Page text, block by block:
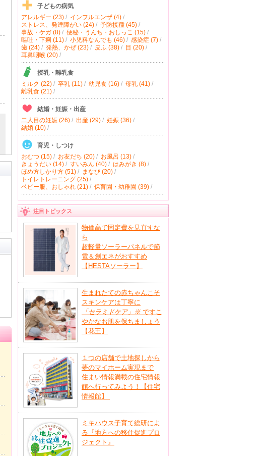
子どもの病気
アレルギー (23)/ インフルエンザ (4)/
ストレス、発達障がい (24)/ 予防接種 (45)/
事故・ケガ (8)/ 便秘・うんち・おしっこ (15)/
嘔吐・下痢 (11)/ 小児科なんでも (46)/ 感染症 (7)/
歯 (24)/ 発熱、かぜ (23)/ 皮ふ (38)/ 目 (20)/
耳鼻咽喉 (20)/
授乳・離乳食
ミルク (22)/ 卒乳 (11)/ 幼児食 (16)/ 母乳 (41)/
離乳食 (21)/
結婚・妊娠・出産
二人目の妊娠 (26)/ 出産 (29)/ 妊娠 (36)/
結婚 (10)/
育児・しつけ
おむつ (15)/ お友だち (20)/ お風呂 (13)/
きょうだい (14)/ すいみん (40)/ はみがき (8)/
ほめ方しかり方 (51)/ まなび (20)/
トイレトレーニング (25)/
ベビー服、おしゃれ (21)/ 保育園・幼稚園 (39)/
注目トピックス
物価高で固定費を見直すな
ら
超軽量ソーラーパネルで節
電＆創エネがおすすめ
【HESTAソーラー】
生まれたての赤ちゃんこそ
スキンケアは丁寧に
「セラミドケア」 ※ ですこ
やかなお肌を保ちましょう
【花王】
１つの店舗で土地探しから
夢のマイホーム実現まで
住まい情報満載の住宅情報
館へ行ってみよう！【住宅
情報館】
ミキハウス子育て総研によ
る『地方への移住促進プロ
ジェクト』